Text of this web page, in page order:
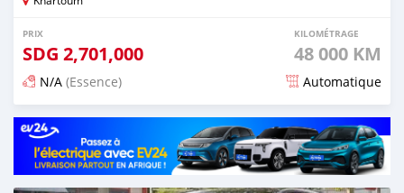
PRIX
SDG 2,701,000
KILOMÉTRAGE
48 000 KM
N/A (Essence) Automatique
Publié il y a 15 jours